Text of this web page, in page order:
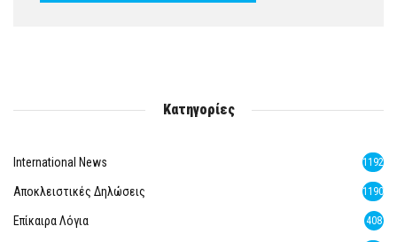
Κατηγορίες
International News 1192
Αποκλειστικές Δηλώσεις 1190
Επίκαιρα Λόγια 408